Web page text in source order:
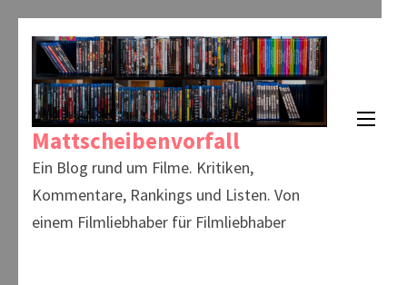
springen
(Enter
drücken)
Mattscheibenvorfall
Ein Blog rund um Filme. Kritiken,
Kommentare, Rankings und Listen. Von
einem Filmliebhaber für Filmliebhaber